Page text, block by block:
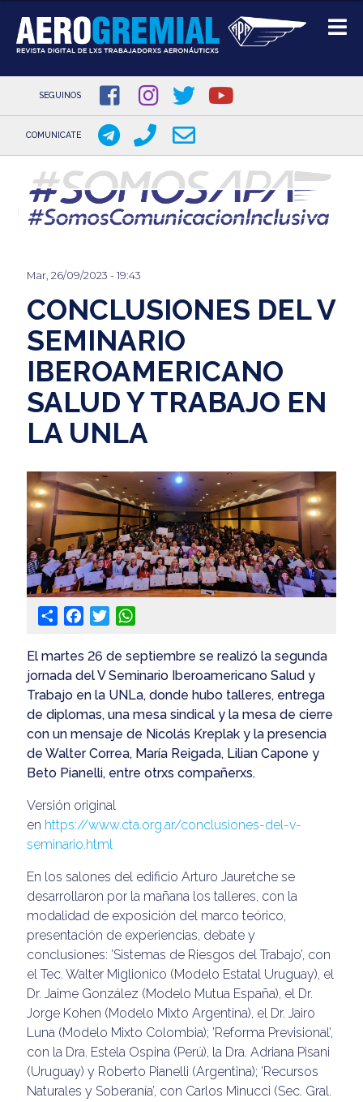
Pasar
contenido
principal
SEGUINOS
COMUNICATE
Mar, 26/09/2023 - 19:43
CONCLUSIONES DEL V
SEMINARIO
IBEROAMERICANO
SALUD Y TRABAJO EN
LA UNLA
Share Facebook
Twitter
El martes 26 de septiembre se realizó la segunda
jornada del V Seminario Iberoamericano Salud y
Trabajo en la UNLa, donde hubo talleres, entrega
de diplomas, una mesa sindical y la mesa de cierre
con un mensaje de Nicolás Kreplak y la presencia
de Walter Correa, María Reigada, Lilian Capone y
Beto Pianelli, entre otrxs compañerxs.
Versión original
en https://www.cta.org.ar/conclusiones-del-v-
seminario.html
En los salones del edificio Arturo Jauretche se
desarrollaron por la mañana los talleres, con la
modalidad de exposición del marco teórico,
presentación de experiencias, debate y
conclusiones: ’Sistemas de Riesgos del Trabajo’, con
el Tec. Walter Miglionico (Modelo Estatal Uruguay), el
Dr. Jaime González (Modelo Mutua España), el Dr.
Jorge Kohen (Modelo Mixto Argentina), el Dr. Jairo
Luna (Modelo Mixto Colombia); ’Reforma Previsional’,
con la Dra. Estela Ospina (Perú), la Dra. Adriana Pisani
(Uruguay) y Roberto Pianelli (Argentina); ’Recursos
Naturales y Soberanía’, con Carlos Minucci (Sec. Gral.